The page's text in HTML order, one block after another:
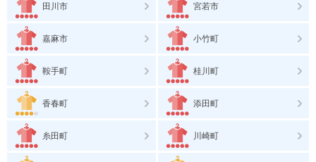
田川市 宮若市
嘉麻市 小竹町
鞍手町 桂川町
香春町 添田町
糸田町 川崎町